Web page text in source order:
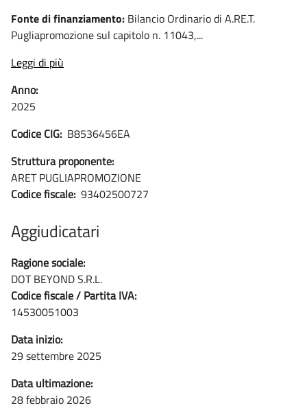
Fonte di finanziamento: Bilancio Ordinario di A.RE.T.
Pugliapromozione sul capitolo n. 11043,...
Leggi di più
Anno:
2025
Codice CIG: B8536456EA
Struttura proponente:
ARET PUGLIAPROMOZIONE
Codice fiscale: 93402500727
Aggiudicatari
Ragione sociale:
DOT BEYOND S.R.L.
Codice fiscale / Partita IVA:
14530051003
Data inizio:
29 settembre 2025
Data ultimazione:
28 febbraio 2026